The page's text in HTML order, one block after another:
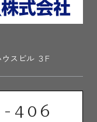
スビル ３F
406